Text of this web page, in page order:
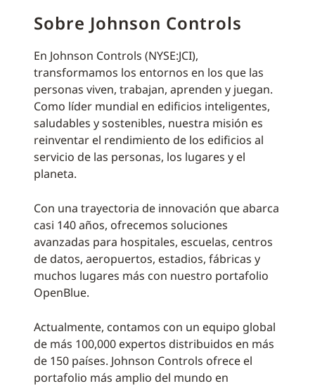
Sobre Johnson Controls
En Johnson Controls (NYSE:JCI),
transformamos los entornos en los que las
personas viven, trabajan, aprenden y juegan.
Como líder mundial en edificios inteligentes,
saludables y sostenibles, nuestra misión es
reinventar el rendimiento de los edificios al
servicio de las personas, los lugares y el
planeta.
Con una trayectoria de innovación que abarca
casi 140 años, ofrecemos soluciones
avanzadas para hospitales, escuelas, centros
de datos, aeropuertos, estadios, fábricas y
muchos lugares más con nuestro portafolio
OpenBlue.
Actualmente, contamos con un equipo global
de más 100,000 expertos distribuidos en más
de 150 países. Johnson Controls ofrece el
portafolio más amplio del mundo en